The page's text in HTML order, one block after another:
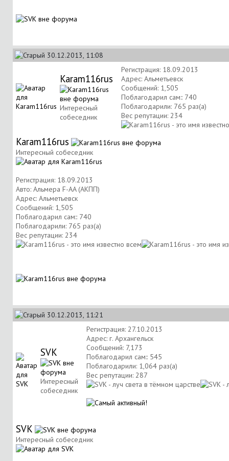
30.12.2013, 11:08
Karam116rus
Интересный
собеседник
Регистрация: 18.09.2013
Адрес: Альметьевск
Сообщений: 1,505
Поблагодарил сам:: 740
Поблагодарили: 765 раз(а)
Вес репутации: 234
Karam116rus
Интересный собеседник
Регистрация: 18.09.2013
Авто: Альмера F-AA (АКПП)
Адрес: Альметьевск
Сообщений: 1,505
Поблагодарил сам:: 740
Поблагодарили: 765 раз(а)
Вес репутации: 234
30.12.2013, 11:21
SVK
Интересный
собеседник
Регистрация: 27.10.2013
Адрес: г. Архангельск
Сообщений: 7,173
Поблагодарил сам:: 545
Поблагодарили: 1,064 раз(а)
Вес репутации: 287
SVK
Интересный собеседник